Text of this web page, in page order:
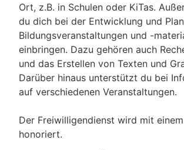
Ort, z.B. in Schulen oder KiTas.
du dich bei der Entwicklung und
Bildungsveranstaltungen und -
einbringen. Dazu gehören auch
und das Erstellen von Texten und
Darüber hinaus unterstützt du bei
auf verschiedenen Veranstaltungen.
Der Freiwilligendienst wird mit
honoriert.